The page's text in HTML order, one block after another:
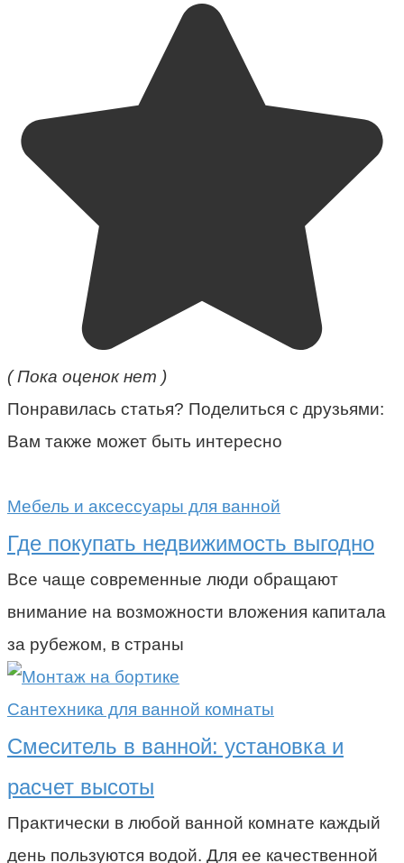
( Пока оценок нет )
Понравилась статья? Поделиться с друзьями:
Вам также может быть интересно
Мебель и аксессуары для ванной
Где покупать недвижимость выгодно
Все чаще современные люди обращают
внимание на возможности вложения капитала
за рубежом, в страны
Сантехника для ванной комнаты
Смеситель в ванной: установка и
расчет высоты
Практически в любой ванной комнате каждый
день пользуются водой. Для ее качественной